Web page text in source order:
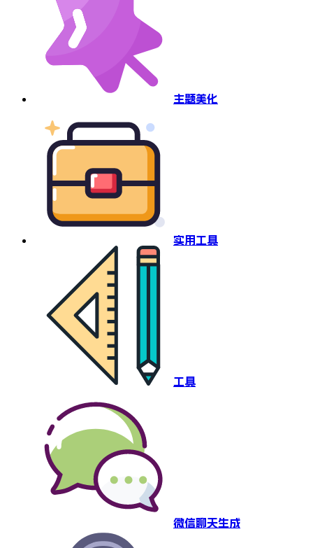
主题美化
实用工具
工具
微信聊天生成